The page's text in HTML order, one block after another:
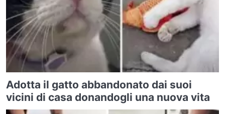
Adotta il gatto abbandonato dai suoi
vicini di casa donandogli una nuova vita